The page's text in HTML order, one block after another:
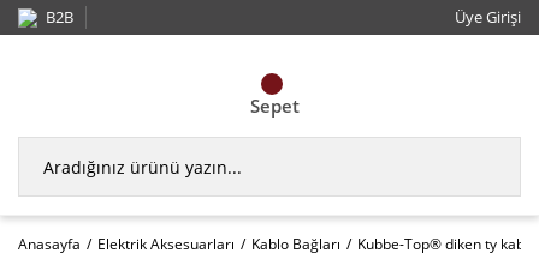
B2B Üye Girişi
Sepet
Anasayfa Elektrik Aksesuarları Kablo Bağları Kubbe-Top® diken ty kablo